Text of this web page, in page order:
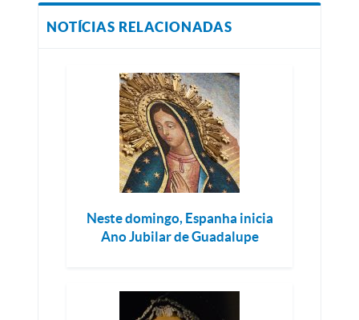
NOTÍCIAS RELACIONADAS
Neste domingo, Espanha inicia
Ano Jubilar de Guadalupe